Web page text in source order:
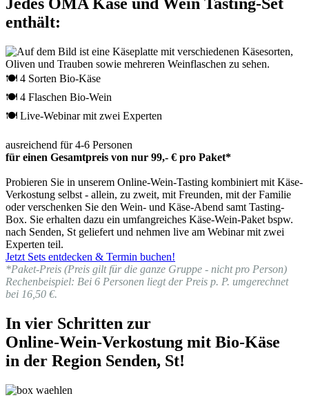
Jedes ÖMA Käse und Wein Tasting-Set
enthält:
🍽 4 Sorten Bio-Käse
🍽 4 Flaschen Bio-Wein
🍽 Live-Webinar mit zwei Experten
ausreichend für 4-6 Personen
für einen Gesamtpreis von nur 99,- € pro Paket*
Probieren Sie in unserem Online-Wein-Tasting kombiniert mit Käse-
Verkostung selbst - allein, zu zweit, mit Freunden, mit der Familie
oder verschenken Sie den Wein- und Käse-Abend samt Tasting-
Box. Sie erhalten dazu ein umfangreiches Käse-Wein-Paket bspw.
nach Senden, St geliefert und nehmen live am Webinar mit zwei
Experten teil.
Jetzt Sets entdecken & Termin buchen!
*Paket-Preis (Preis gilt für die ganze Gruppe - nicht pro Person)
Rechenbeispiel: Bei 6 Personen liegt der Preis p. P. umgerechnet
bei 16,50 €.
In vier Schritten zur
Online-Wein-Verkostung mit Bio-Käse
in der Region Senden, St!